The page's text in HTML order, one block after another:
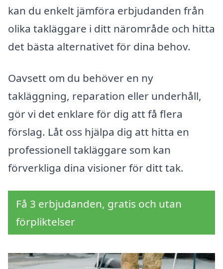
kan du enkelt jämföra erbjudanden från
olika takläggare i ditt närområde och hitta
det bästa alternativet för dina behov.
Oavsett om du behöver en ny
takläggning, reparation eller underhåll,
gör vi det enklare för dig att få flera
förslag. Låt oss hjälpa dig att hitta en
professionell takläggare som kan
förverkliga dina visioner för ditt tak.
Få 3 erbjudanden, gratis och utan
förpliktelser